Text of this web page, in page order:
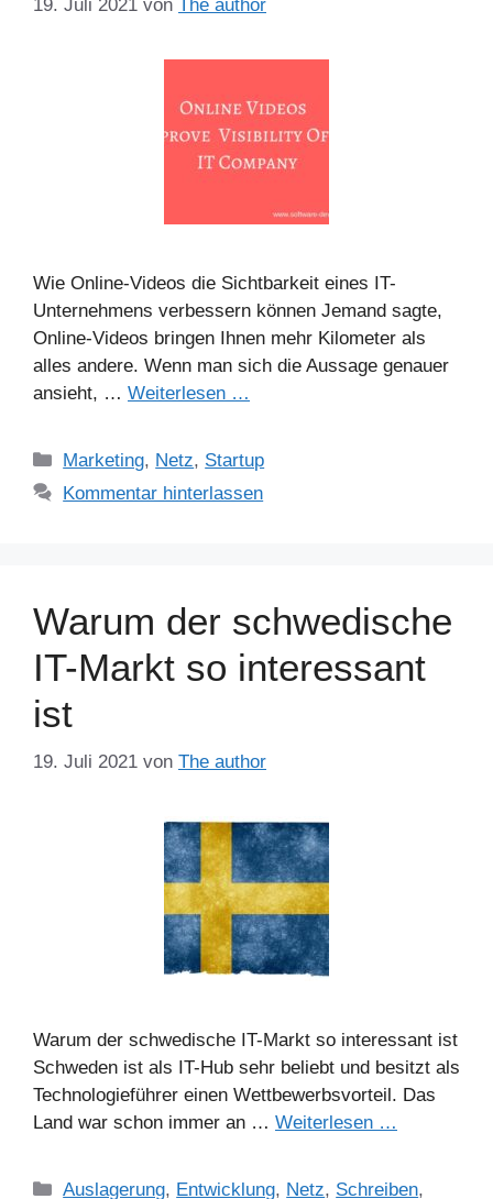
19. Juli 2021 von The author
Wie Online-Videos die Sichtbarkeit eines IT-
Unternehmens verbessern können Jemand sagte,
Online-Videos bringen Ihnen mehr Kilometer als
alles andere. Wenn man sich die Aussage genauer
ansieht, … Weiterlesen …
Kategorien
Marketing, Netz, Startup
Kommentar hinterlassen
Warum der schwedische
IT-Markt so interessant
ist
19. Juli 2021 von The author
Warum der schwedische IT-Markt so interessant ist
Schweden ist als IT-Hub sehr beliebt und besitzt als
Technologieführer einen Wettbewerbsvorteil. Das
Land war schon immer an … Weiterlesen …
Kategorien
Auslagerung, Entwicklung, Netz, Schreiben,